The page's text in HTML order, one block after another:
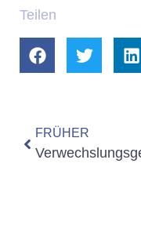
Teilen
FRÜHER